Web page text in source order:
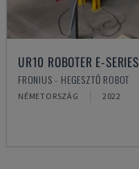
UR10 ROBOTER E-SERIES
FRONIUS - HEGESZTŐ ROBOT
NÉMETORSZÁG 2022